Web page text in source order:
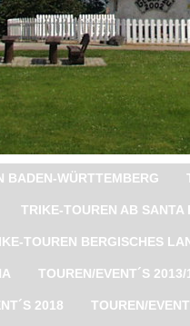
BADEN-WÜRTTEMBERG
TRIKE-TOUREN AB SANTA
TOUREN BERGISCHES
TOUREN/EVENT´S 2013/
2018 TOUREN/